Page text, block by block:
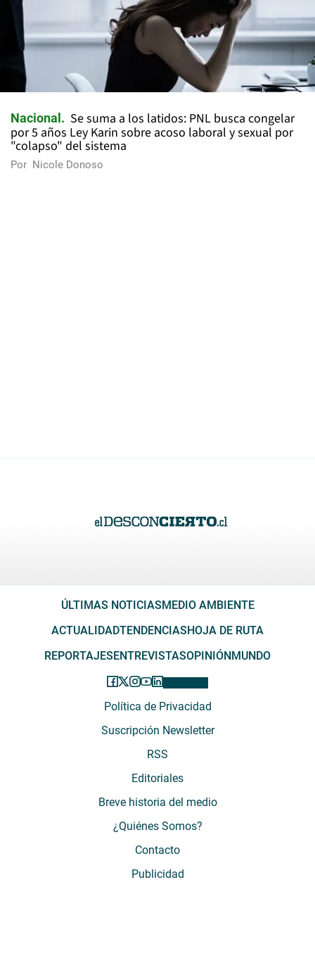
Nacional
Se suma a los latidos: PNL busca congelar
por 5 años Ley Karin sobre acoso laboral y sexual por
"colapso" del sistema
Por Nicole Donoso
ÚLTIMAS NOTICIAS MEDIO AMBIENTE
ACTUALIDADTENDENCIAS HOJA DE RUTA
REPORTAJES ENTREVISTASOPINIÓN MUNDO
Política de Privacidad
Suscripción Newsletter
RSS
Editoriales
Breve historia del medio
¿Quiénes Somos?
Contacto
Publicidad